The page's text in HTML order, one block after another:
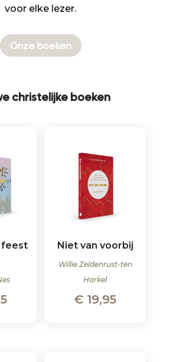
voor elke lezer.
Onze boeken
christelijke boeken
feest Niet van voorbij
Willie Zeldenrust-ten
Harkel
€ 19,95